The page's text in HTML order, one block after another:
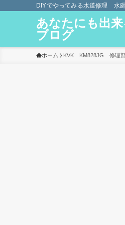
DIYでやってみる水道修理 水
あなたにも出
ブログ
ホーム KVK KM828JG 修理